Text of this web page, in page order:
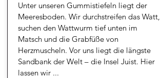
Unter unseren Gummistiefeln liegt der
Meeresboden. Wir durchstreifen das Watt,
suchen den Wattwurm tief unten im
Matsch und die Grabfüße von
Herzmuscheln. Vor uns liegt die längste
Sandbank der Welt – die Insel Juist. Hier
lassen wir ...